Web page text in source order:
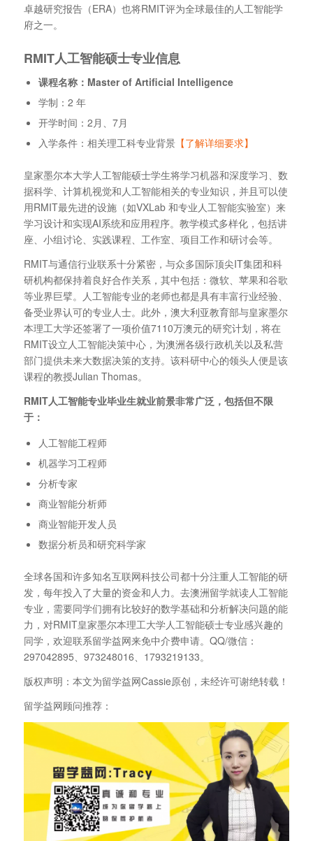
卓越研究报告（ERA）也将RMIT评为全球最佳的人工智能学
府之一。
RMIT人工智能硕士专业信息
课程名称：Master of Artificial Intelligence
学制：2 年
开学时间：2月、7月
入学条件：相关理工科专业背景【了解详细要求】
皇家墨尔本大学人工智能硕士学生将学习机器和深度学习、数
据科学、计算机视觉和人工智能相关的专业知识，并且可以使
用RMIT最先进的设施（如VXLab 和专业人工智能实验室）来
学习设计和实现AI系统和应用程序。教学模式多样化，包括讲
座、小组讨论、实践课程、工作室、项目工作和研讨会等。
RMIT与通信行业联系十分紧密，与众多国际顶尖IT集团和科
研机构都保持着良好合作关系，其中包括：微软、苹果和谷歌
等业界巨擘。人工智能专业的老师也都是具有丰富行业经验、
备受业界认可的专业人士。此外，澳大利亚教育部与皇家墨尔
本理工大学还签署了一项价值7110万澳元的研究计划，将在
RMIT设立人工智能决策中心，为澳洲各级行政机关以及私营
部门提供未来大数据决策的支持。该科研中心的领头人便是该
课程的教授Julian Thomas。
RMIT人工智能专业毕业生就业前景非常广泛，包括但不限
于：
人工智能工程师
机器学习工程师
分析专家
商业智能分析师
商业智能开发人员
数据分析员和研究科学家
全球各国和许多知名互联网科技公司都十分注重人工智能的研
发，每年投入了大量的资金和人力。去澳洲留学就读人工智能
专业，需要同学们拥有比较好的数学基础和分析解决问题的能
力，对RMIT皇家墨尔本理工大学人工智能硕士专业感兴趣的
同学，欢迎联系留学益网来免中介费申请。QQ/微信：
297042895、973248016、1793219133。
版权声明：本文为留学益网Cassie原创，未经许可谢绝转载！
留学益网顾问推荐：